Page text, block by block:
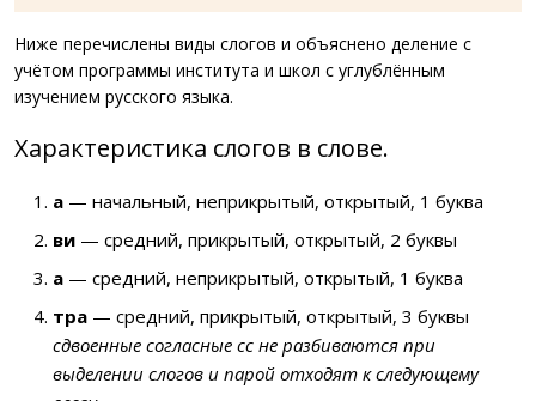
Ниже перечислены виды слогов и объяснено деление с
учётом программы института и школ с углублённым
изучением русского языка.
Характеристика слогов в слове.
а — начальный, неприкрытый, открытый, 1 буква
ви — средний, прикрытый, открытый, 2 буквы
а — средний, неприкрытый, открытый, 1 буква
тра — средний, прикрытый, открытый, 3 буквы
сдвоенные согласные сс не разбиваются при
выделении слогов и парой отходят к следующему